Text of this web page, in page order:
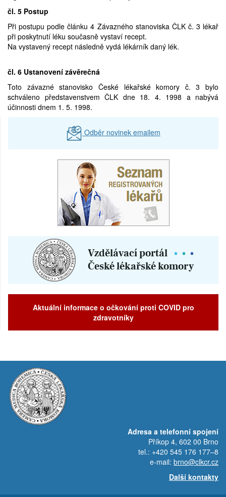
čl. 5 Postup
Při postupu podle článku 4 Závazného stanoviska ČLK č. 3 lékař
při poskytnutí léku současně vystaví recept.
Na vystavený recept následně vydá lékárník daný lék.
čl. 6 Ustanovení závěrečná
Toto závazné stanovisko České lékařské komory č. 3 bylo
schváleno představenstvem ČLK dne 18. 4. 1998 a nabývá
účinnosti dnem 1. 5. 1998.
Odběr novinek emailem
Aktuální informace o očkování proti COVID pro
zdravotníky
Adresa a telefonní spojení
Příkop 4, 602 00 Brno
tel.: +420 545 176 177–8
e-mail: brno@clkcr.cz
Další kontakty